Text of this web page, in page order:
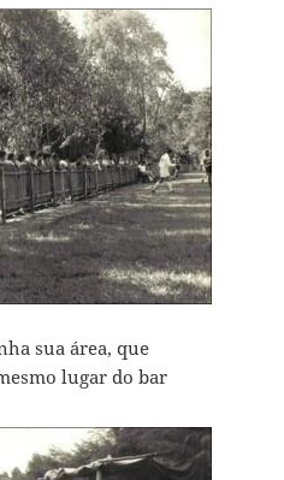
sua área, que
lugar do bar